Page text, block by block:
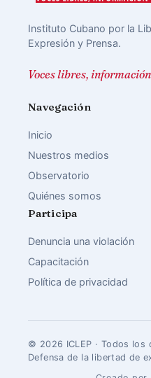
Instituto Cubano por la
Expresión y Prensa.
Voces libres,
Navegación
Inicio
Nuestros medios
Observatorio
Quiénes somos
Participa
Denuncia una violación
Capacitación
Política de privacidad
© 2026 ICLEP · Todos los
Defensa de la libertad de